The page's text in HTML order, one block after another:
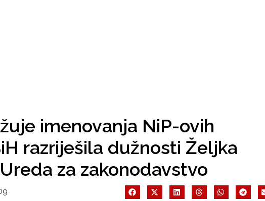
imenovanja NiP-ovih
razriješila dužnosti Željka
za zakonodavstvo